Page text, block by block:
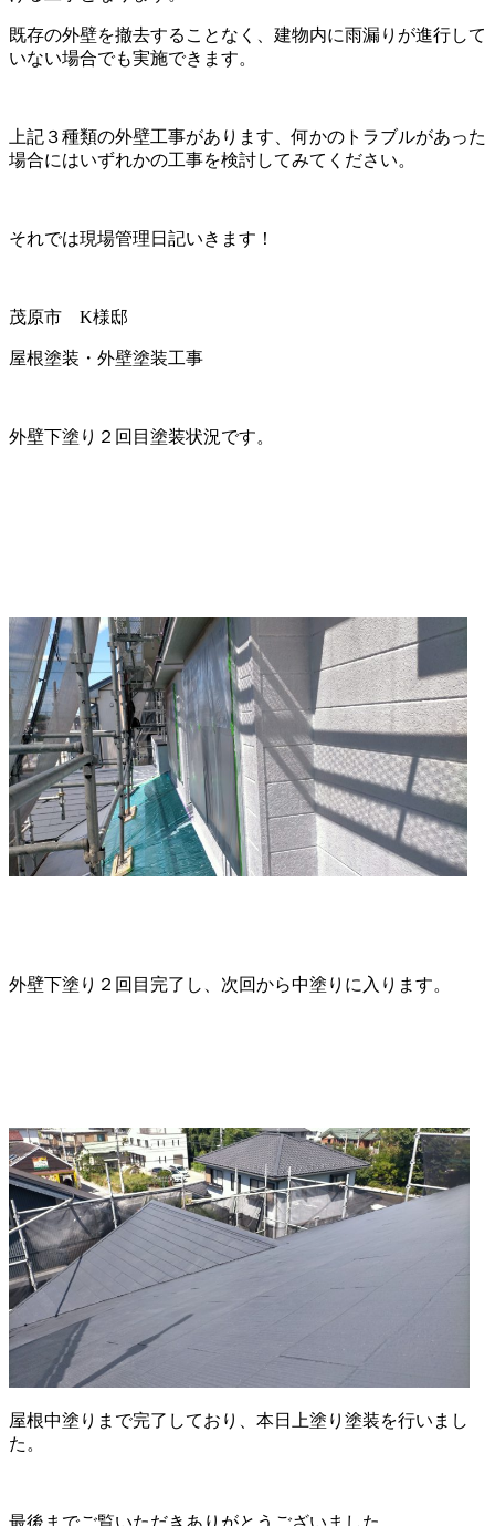
既存の外壁を撤去することなく、建物内に雨漏りが進行して
いない場合でも実施できます。
上記３種類の外壁工事があります、何かのトラブルがあった
場合にはいずれかの工事を検討してみてください。
それでは現場管理日記いきます！
茂原市 K様邸
屋根塗装・外壁塗装工事
外壁下塗り２回目塗装状況です。
外壁下塗り２回目完了し、次回から中塗りに入ります。
屋根中塗りまで完了しており、本日上塗り塗装を行いまし
た。
最後までご覧いただきありがとうございました。